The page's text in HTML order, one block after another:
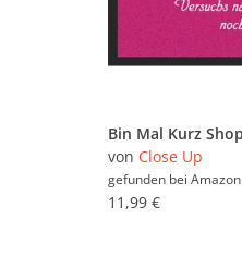
von Close Up
gefunden bei Amazon
11,99 €